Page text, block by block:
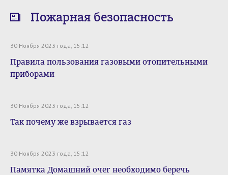
Пожарная безопасность
30 Ноября 2023 года, 15:12
Правила пользования газовыми отопительными
приборами
30 Ноября 2023 года, 15:12
Так почему же взрывается газ
30 Ноября 2023 года, 15:12
Памятка Домашний очег необходимо беречь